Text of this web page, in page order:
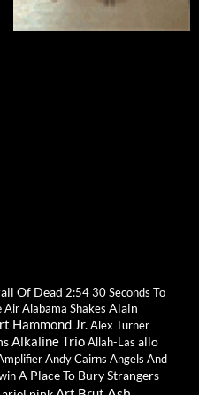
Of Dead 2:5430 Seconds To
AirAlabama Shakes Alain
Hammond Jr.Alex Turner
Alkaline TrioAllah-Las allo
Andy Cairns Angels And
A Place To Bury Strangers